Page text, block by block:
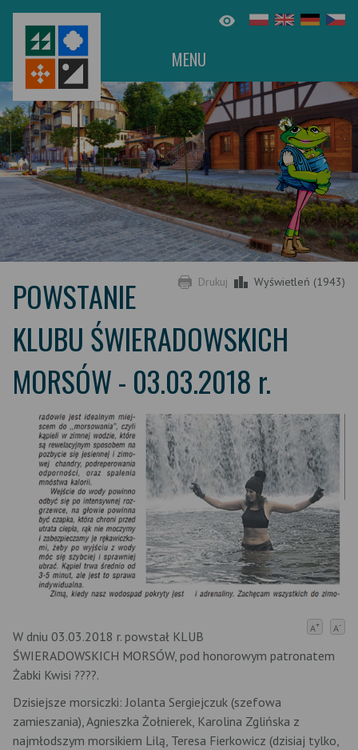
MENU
Drukuj Wyświetleń (1943)
POWSTANIE
KLUBU ŚWIERADOWSKICH
MORSÓW - 03.03.2018 r.
A+ A-
W dniu 03.03.2018 r. powstał KLUB
ŚWIERADOWSKICH MORSÓW, pod honorowym patronatem
Żabki Kwisi ????.
Dzisiejsze morsiczki: Jolanta Sergiejczuk (szefowa
zamieszania), Agnieszka Żołnierek, Karolina Zglińska z
najmłodszym morsikiem Lilą, Teresa Fierkowicz (dzisiaj tylko,